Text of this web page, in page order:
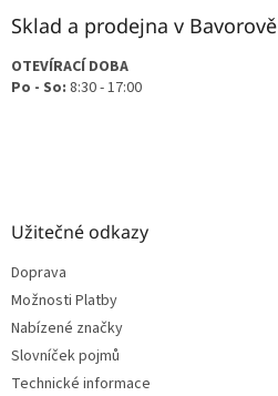
Sklad a prodejna v Bavorově
OTEVÍRACÍ DOBA
Po - So: 8:30 - 17:00
Užitečné odkazy
Doprava
Možnosti Platby
Nabízené značky
Slovníček pojmů
Technické informace